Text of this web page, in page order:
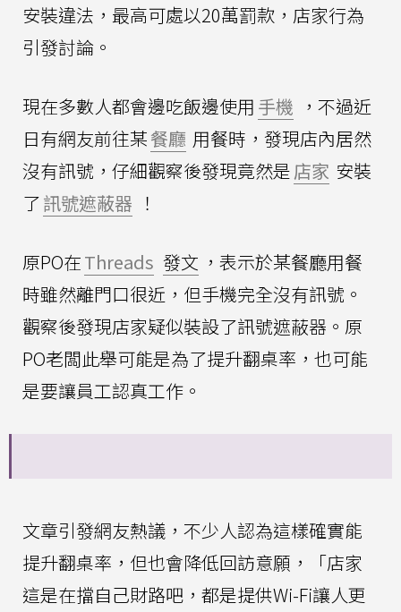
安裝違法，最高可處以20萬罰款，店家行為
引發討論。
現在多數人都會邊吃飯邊使用 手機 ，不過近
日有網友前往某餐廳 用餐時，發現店內居然
沒有訊號，仔細觀察後發現竟然是店家 安裝
了訊號遮蔽器 ！
原PO在Threads 發文 ，表示於某餐廳用餐
時雖然離門口很近，但手機完全沒有訊號。
觀察後發現店家疑似裝設了訊號遮蔽器。原
PO老闆此舉可能是為了提升翻桌率，也可能
是要讓員工認真工作。
文章引發網友熱議，不少人認為這樣確實能
提升翻桌率，但也會降低回訪意願，「店家
這是在擋自己財路吧，都是提供Wi-Fi讓人更